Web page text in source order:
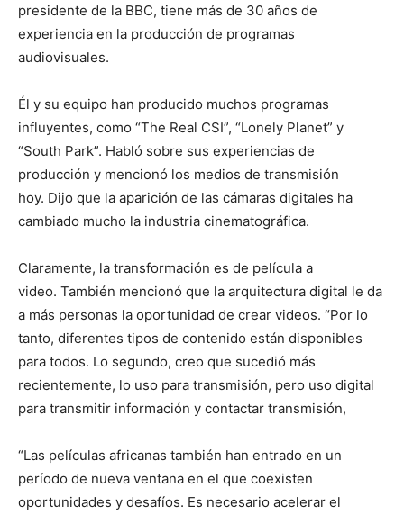
presidente de la BBC, tiene más de 30 años de
experiencia en la producción de programas
audiovisuales.
Él y su equipo han producido muchos programas
influyentes, como “The Real CSI”, “Lonely Planet” y
“South Park”. Habló sobre sus experiencias de
producción y mencionó los medios de transmisión
hoy. Dijo que la aparición de las cámaras digitales ha
cambiado mucho la industria cinematográfica.
Claramente, la transformación es de película a
video. También mencionó que la arquitectura digital le da
a más personas la oportunidad de crear videos. “Por lo
tanto, diferentes tipos de contenido están disponibles
para todos. Lo segundo, creo que sucedió más
recientemente, lo uso para transmisión, pero uso digital
para transmitir información y contactar transmisión,
“Las películas africanas también han entrado en un
período de nueva ventana en el que coexisten
oportunidades y desafíos. Es necesario acelerar el